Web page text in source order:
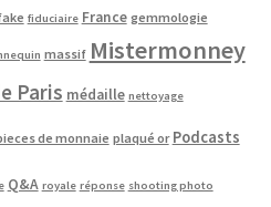
fiduciaire France gemmologie
massif Mistermonney
Paris médaille nettoyage
de monnaie plaqué or Podcasts
Q&A royale réponse shooting photo